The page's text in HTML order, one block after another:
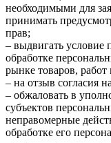
необходимыми для
принимать
прав;
– выдвигать условие
обработке
рынке товаров, работ
– на отзыв согласия
– обжаловать в
субъектов
неправомерные
обработке его